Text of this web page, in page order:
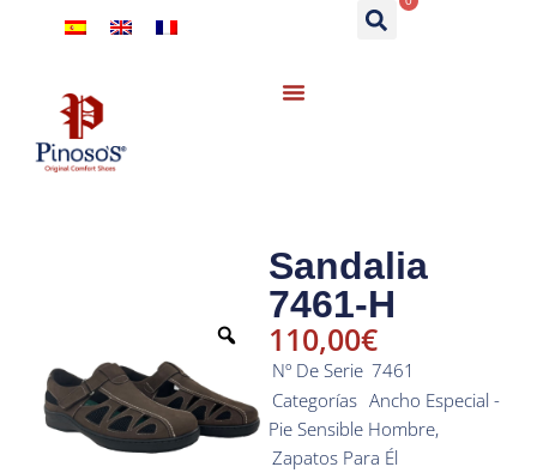
Sandalia
7461-H
110,00€
Nº De Serie 7461
Categorías Ancho Especial -
Pie Sensible Hombre,
Zapatos Para Él